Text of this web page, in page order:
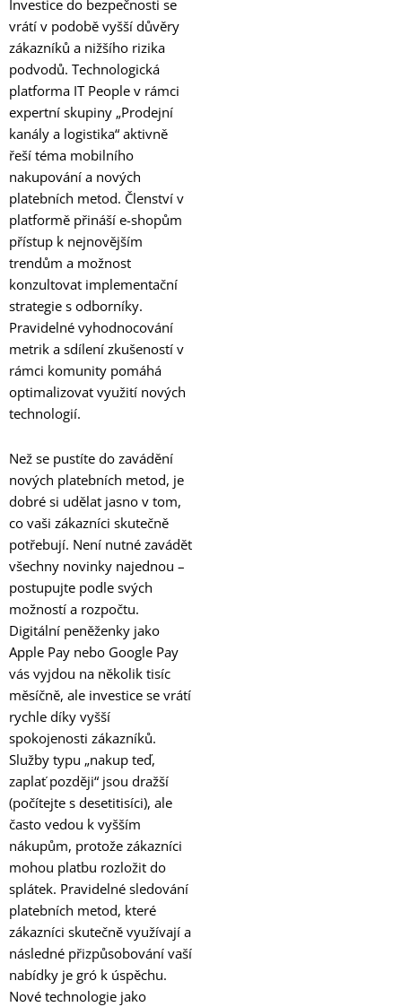
Investice do bezpečnosti se
vrátí v podobě vyšší důvěry
zákazníků a nižšího rizika
podvodů. Technologická
platforma IT People v rámci
expertní skupiny „Prodejní
kanály a logistika“ aktivně
řeší téma mobilního
nakupování a nových
platebních metod. Členství v
platformě přináší e-shopům
přístup k nejnovějším
trendům a možnost
konzultovat implementační
strategie s odborníky.
Pravidelné vyhodnocování
metrik a sdílení zkušeností v
rámci komunity pomáhá
optimalizovat využití nových
technologií.
Než se pustíte do zavádění
nových platebních metod, je
dobré si udělat jasno v tom,
co vaši zákazníci skutečně
potřebují. Není nutné zavádět
všechny novinky najednou –
postupujte podle svých
možností a rozpočtu.
Digitální peněženky jako
Apple Pay nebo Google Pay
vás vyjdou na několik tisíc
měsíčně, ale investice se vrátí
rychle díky vyšší
spokojenosti zákazníků.
Služby typu „nakup teď,
zaplať později“ jsou dražší
(počítejte s desetitisíci), ale
často vedou k vyšším
nákupům, protože zákazníci
mohou platbu rozložit do
splátek. Pravidelné sledování
platebních metod, které
zákazníci skutečně využívají a
následné přizpůsobování vaší
nabídky je gró k úspěchu.
Nové technologie jako